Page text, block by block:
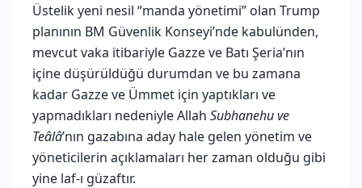
Üstelik yeni nesil “manda yönetimi” olan Trump
planının BM Güvenlik Konseyi’nde kabulünden,
mevcut vaka itibariyle Gazze ve Batı Şeria’nın
içine düşürüldüğü durumdan ve bu zamana
kadar Gazze ve Ümmet için yaptıkları ve
yapmadıkları nedeniyle Allah Subhanehu ve
Teâlâ’nın gazabına aday hale gelen yönetim ve
yöneticilerin açıklamaları her zaman olduğu gibi
yine laf-ı güzaftır.